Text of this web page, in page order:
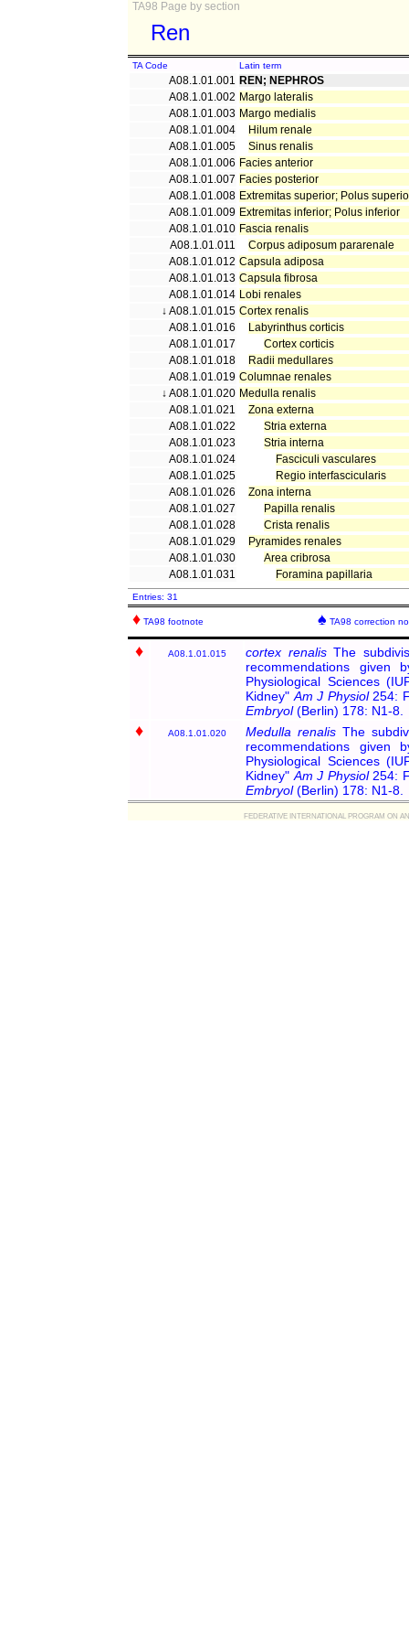
TA98 Page by section
Ren
TA Code Latin term
A08.1.01.001 REN; NEPHROS
A08.1.01.002 Margo lateralis
A08.1.01.003 Margo medialis
A08.1.01.004
Hilum renale
A08.1.01.005
Sinus renalis
A08.1.01.006 Facies anterior
A08.1.01.007 Facies posterior
A08.1.01.008 Extremitas superior; Polus
A08.1.01.009 Extremitas inferior; Polus inferior
A08.1.01.010 Fascia renalis
A08.1.01.011
Corpus adiposum pararenale
A08.1.01.012 Capsula adiposa
A08.1.01.013 Capsula fibrosa
A08.1.01.014 Lobi renales
↓ A08.1.01.015 Cortex renalis
A08.1.01.016
Labyrinthus corticis
A08.1.01.017
Cortex corticis
A08.1.01.018
Radii medullares
A08.1.01.019 Columnae renales
↓ A08.1.01.020 Medulla renalis
A08.1.01.021
Zona externa
A08.1.01.022
Stria externa
A08.1.01.023
Stria interna
A08.1.01.024
Fasciculi vasculares
A08.1.01.025
Regio interfascicularis
A08.1.01.026
Zona interna
A08.1.01.027
Papilla renalis
A08.1.01.028
Crista renalis
A08.1.01.029
Pyramides renales
A08.1.01.030
Area cribrosa
A08.1.01.031
Foramina papillaria
Entries: 31
♦ TA98 footnote ♠ TA98 correction
♦ A08.1.01.015 cortex renalisThe
recommendations given
Physiological Sciences
Kidney" Am J Physiol254:
Embryol(Berlin) 178: N1-8.
♦ A08.1.01.020 Medulla renalisThe
recommendations given
Physiological Sciences
Kidney" Am J Physiol254:
Embryol(Berlin) 178: N1-8.
FEDERATIVE INTERNATIONAL PROGRAM ON